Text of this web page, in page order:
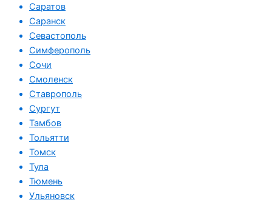
Саратов
Саранск
Севастополь
Симферополь
Сочи
Смоленск
Ставрополь
Сургут
Тамбов
Тольятти
Томск
Тула
Тюмень
Ульяновск